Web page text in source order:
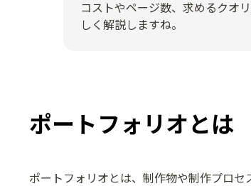
コストやページ数、求めるクオ
しく解説しますね。
ポートフォリオとは
ポートフォリオとは、制作物や制作プロセ